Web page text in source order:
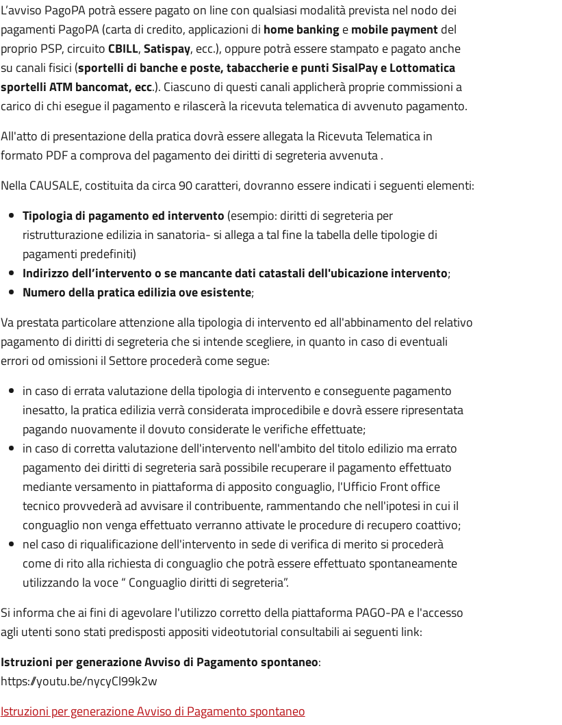
L’avviso PagoPA potrà essere pagato on line con qualsiasi modalità prevista nel nodo dei
pagamenti PagoPA (carta di credito, applicazioni di home bankingemobile paymentdel
proprio PSP, circuitoCBILL,Satispay, ecc.), oppure potrà essere stampato e pagato anche
su canali fisici (sportelli di banche e poste, tabaccherie e punti SisalPay e Lottomatica
sportelli ATM bancomat, ecc.). Ciascuno di questi canali applicherà proprie commissioni a
carico di chi esegue il pagamento e rilascerà la ricevuta telematica di avvenuto pagamento.
All'atto di presentazione della pratica dovrà essere allegata la Ricevuta Telematica in
formato PDF a comprova del pagamento dei diritti di segreteria avvenuta .
Nella CAUSALE, costituita da circa 90 caratteri, dovranno essere indicati i seguenti elementi:
Tipologia di pagamento ed intervento (esempio: diritti di segreteria per
ristrutturazione edilizia in sanatoria- si allega a tal fine la tabella delle tipologie di
pagamenti predefiniti)
Indirizzo dell’intervento o se mancante dati catastali dell'ubicazione intervento;
Numero della pratica edilizia ove esistente;
Va prestata particolare attenzione alla tipologia di intervento ed all'abbinamento del relativo
pagamento di diritti di segreteria che si intende scegliere, in quanto in caso di eventuali
errori od omissioni il Settore procederà come segue:
in caso di errata valutazione della tipologia di intervento e conseguente pagamento
inesatto, la pratica edilizia verrà considerata improcedibile e dovrà essere ripresentata
pagando nuovamente il dovuto considerate le verifiche effettuate;
in caso di corretta valutazione dell'intervento nell'ambito del titolo edilizio ma errato
pagamento dei diritti di segreteria sarà possibile recuperare il pagamento effettuato
mediante versamento in piattaforma di apposito conguaglio, l'Ufficio Front office
tecnico provvederà ad avvisare il contribuente, rammentando che nell'ipotesi in cui il
conguaglio non venga effettuato verranno attivate le procedure di recupero coattivo;
nel caso di riqualificazione dell'intervento in sede di verifica di merito si procederà
come di rito alla richiesta di conguaglio che potrà essere effettuato spontaneamente
utilizzando la voce “ Conguaglio diritti di segreteria”.
Si informa che ai fini di agevolare l'utilizzo corretto della piattaforma PAGO-PA e l'accesso
agli utenti sono stati predisposti appositi videotutorial consultabili ai seguenti link:
Istruzioni per generazione Avviso di Pagamento spontaneo:
https://youtu.be/nycyCl99k2w
Istruzioni per generazione Avviso di Pagamento spontaneo